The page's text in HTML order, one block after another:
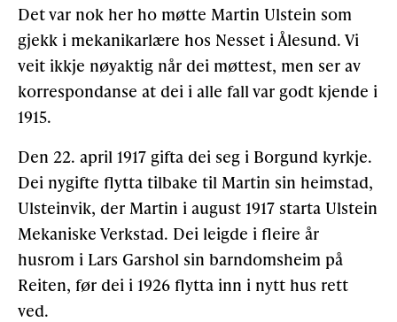
Det var nok her ho møtte Martin Ulstein som
gjekk i mekanikarlære hos Nesset i Ålesund. Vi
veit ikkje nøyaktig når dei møttest, men ser av
korrespondanse at dei i alle fall var godt kjende i
1915.
Den 22. april 1917 gifta dei seg i Borgund kyrkje.
Dei nygifte flytta tilbake til Martin sin heimstad,
Ulsteinvik, der Martin i august 1917 starta Ulstein
Mekaniske Verkstad. Dei leigde i fleire år
husrom i Lars Garshol sin barndomsheim på
Reiten, før dei i 1926 flytta inn i nytt hus rett
ved.